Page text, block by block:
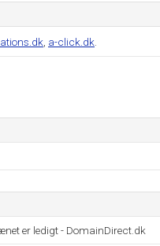
a-click.dk
er ledigt - DomainDirect.dk